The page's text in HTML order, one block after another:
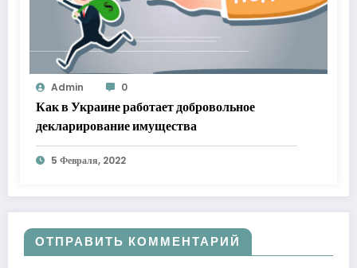
Admin 0
Как в Украине работает добровольное
декларирование имущества
5 Февраля, 2022
ОТПРАВИТЬ КОММЕНТАРИЙ